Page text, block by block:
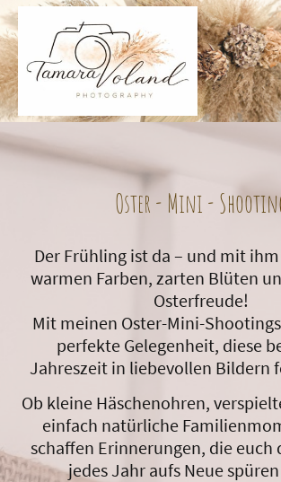
Oster - Mini -
Der Frühling ist da – und mit
warmen Farben, zarten Blüten
Osterfreude!
Mit meinen Oster-Mini-
perfekte Gelegenheit, diese
Jahreszeit in liebevollen Bildern
Ob kleine Häschenohren,
einfach natürliche
schaffen Erinnerungen, die euch
jedes Jahr aufs Neue